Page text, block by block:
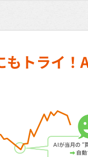
もトライ！